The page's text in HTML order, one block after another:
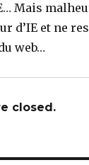
Mais
d’IE et ne
web…
closed.